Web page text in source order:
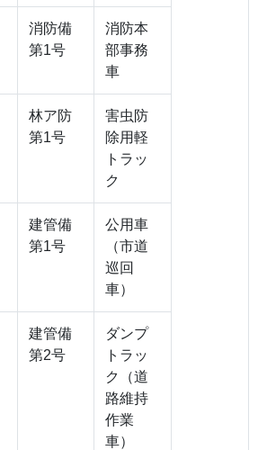
消防備
第1号
消防本
部事務
車
林ア防
第1号
害虫防
除用軽
トラッ
ク
建管備
第1号
公用車
（市道
巡回
車）
建管備
第2号
ダンプ
トラッ
ク（道
路維持
作業
車）